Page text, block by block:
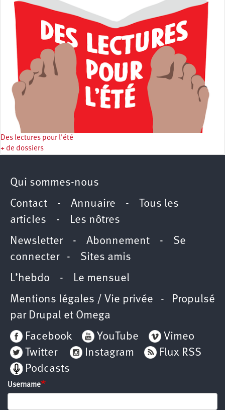
Des lectures pour l'été
+ de dossiers
Qui sommes-nous
Contact - Annuaire -
Tous les
articles -
Les nôtres
Newsletter- Abonnement - Se
connecter- Sites amis
L’hebdo -
Le mensuel
Mentions légales / Vie privée - Propulsé
par Drupal et Omega
Facebook
YouTube
Vimeo
Twitter
Instagram
Flux RSS
Podcasts
Username